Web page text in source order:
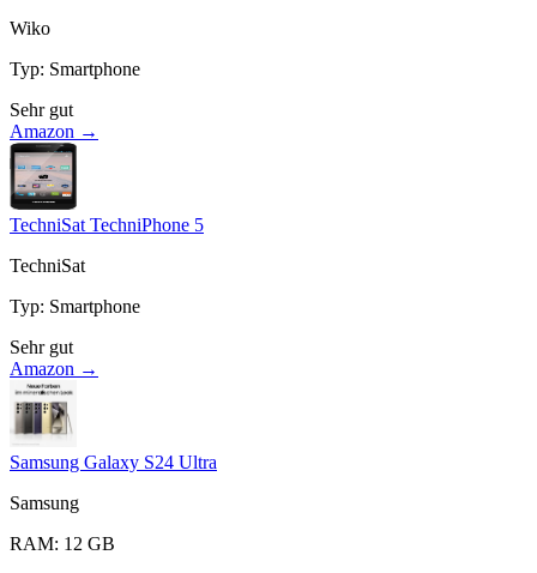
Wiko
Typ: Smartphone
Sehr gut
Amazon →
TechniSat TechniPhone 5
TechniSat
Typ: Smartphone
Sehr gut
Amazon →
Samsung Galaxy S24 Ultra
Samsung
RAM: 12 GB